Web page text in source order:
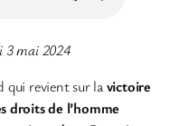
3 mai 2024
qui revient sur lavictoire
droits de l’homme